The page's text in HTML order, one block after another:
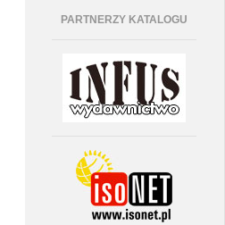
PARTNERZY KATALOGU